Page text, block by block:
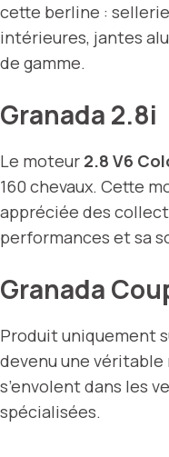
cette berline :
intérieures, jantes
de gamme.
Granada 2.8i
Le moteur 2.8 V6
160 chevaux. Cette
appréciée des
performances et sa
Granada
Produit uniquement
devenu une véritable
s’envolent dans les
spécialisées.